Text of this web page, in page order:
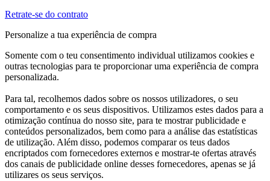
Retrate-se do contrato
Personalize a tua experiência de compra
Somente com o teu consentimento individual utilizamos cookies e
outras tecnologias para te proporcionar uma experiência de compra
personalizada.
Para tal, recolhemos dados sobre os nossos utilizadores, o seu
comportamento e os seus dispositivos. Utilizamos estes dados para a
otimização contínua do nosso site, para te mostrar publicidade e
conteúdos personalizados, bem como para a análise das estatísticas
de utilização. Além disso, podemos comparar os teus dados
encriptados com fornecedores externos e mostrar-te ofertas através
dos canais de publicidade online desses fornecedores, apenas se já
utilizares os seus serviços.